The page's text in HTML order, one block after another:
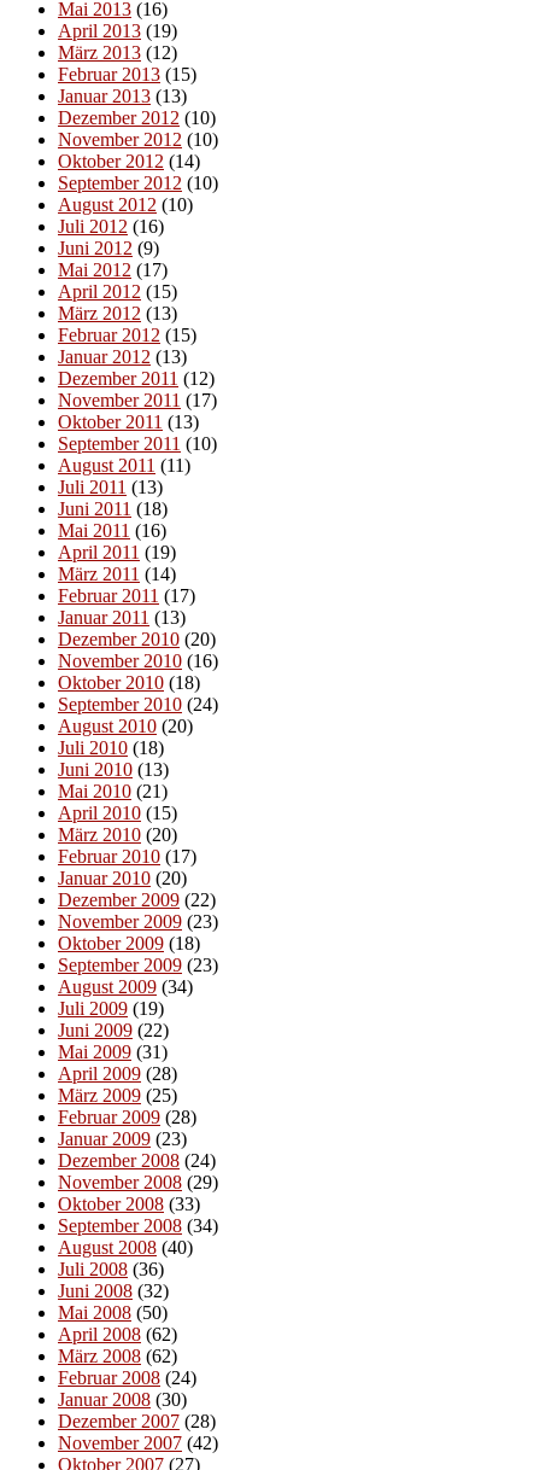
Mai 2013 (16)
April 2013 (19)
März 2013 (12)
Februar 2013 (15)
Januar 2013 (13)
Dezember 2012 (10)
November 2012 (10)
Oktober 2012 (14)
September 2012 (10)
August 2012 (10)
Juli 2012 (16)
Juni 2012 (9)
Mai 2012 (17)
April 2012 (15)
März 2012 (13)
Februar 2012 (15)
Januar 2012 (13)
Dezember 2011 (12)
November 2011 (17)
Oktober 2011 (13)
September 2011 (10)
August 2011 (11)
Juli 2011 (13)
Juni 2011 (18)
Mai 2011 (16)
April 2011 (19)
März 2011 (14)
Februar 2011 (17)
Januar 2011 (13)
Dezember 2010 (20)
November 2010 (16)
Oktober 2010 (18)
September 2010 (24)
August 2010 (20)
Juli 2010 (18)
Juni 2010 (13)
Mai 2010 (21)
April 2010 (15)
März 2010 (20)
Februar 2010 (17)
Januar 2010 (20)
Dezember 2009 (22)
November 2009 (23)
Oktober 2009 (18)
September 2009 (23)
August 2009 (34)
Juli 2009 (19)
Juni 2009 (22)
Mai 2009 (31)
April 2009 (28)
März 2009 (25)
Februar 2009 (28)
Januar 2009 (23)
Dezember 2008 (24)
November 2008 (29)
Oktober 2008 (33)
September 2008 (34)
August 2008 (40)
Juli 2008 (36)
Juni 2008 (32)
Mai 2008 (50)
April 2008 (62)
März 2008 (62)
Februar 2008 (24)
Januar 2008 (30)
Dezember 2007 (28)
November 2007 (42)
Oktober 2007 (27)